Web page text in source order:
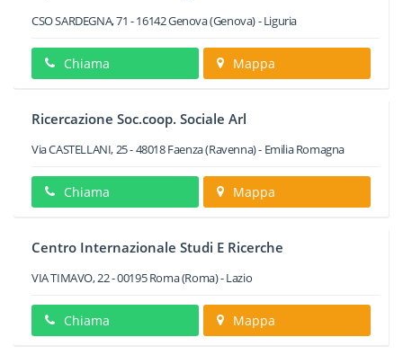
CSO SARDEGNA, 71 -16142Genova(Genova) -Liguria
Chiama Mappa
Ricercazione Soc.coop. Sociale Arl
Via CASTELLANI, 25-48018Faenza(Ravenna) - Emilia Romagna
Chiama Mappa
Centro Internazionale Studi E Ricerche
VIA TIMAVO, 22-00195 Roma(Roma) -Lazio
Chiama Mappa